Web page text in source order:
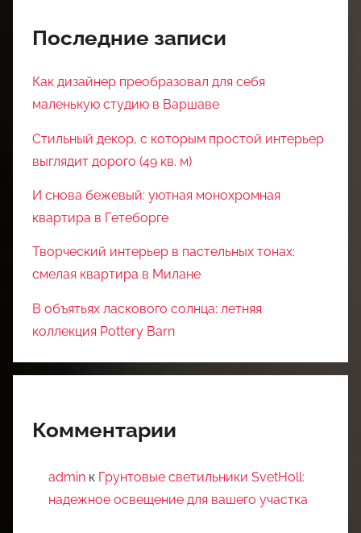
Последние записи
Как дизайнер преобразовал для себя
маленькую студию в Варшаве
Стильный декор, с которым простой интерьер
выглядит дорого (49 кв. м)
И снова бежевый: уютная монохромная
квартира в Гетеборге
Творческий интерьер в пастельных тонах:
смелая квартира в Милане
В объятьях ласкового солнца: летняя
коллекция Pottery Barn
Комментарии
admin к Грунтовые светильники SvetHoll:
надежное освещение для вашего участка